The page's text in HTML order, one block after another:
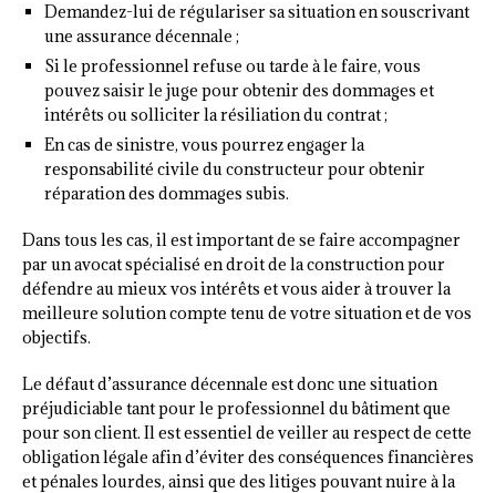
Demandez-lui de régulariser sa situation en souscrivant
une assurance décennale ;
Si le professionnel refuse ou tarde à le faire, vous
pouvez saisir le juge pour obtenir des dommages et
intérêts ou solliciter la résiliation du contrat ;
En cas de sinistre, vous pourrez engager la
responsabilité civile du constructeur pour obtenir
réparation des dommages subis.
Dans tous les cas, il est important de se faire accompagner
par un avocat spécialisé en droit de la construction pour
défendre au mieux vos intérêts et vous aider à trouver la
meilleure solution compte tenu de votre situation et de vos
objectifs.
Le défaut d’assurance décennale est donc une situation
préjudiciable tant pour le professionnel du bâtiment que
pour son client. Il est essentiel de veiller au respect de cette
obligation légale afin d’éviter des conséquences financières
et pénales lourdes, ainsi que des litiges pouvant nuire à la